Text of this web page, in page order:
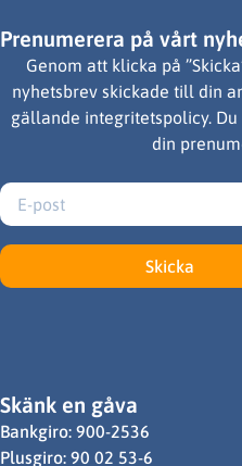
Prenumerera på vårt
Genom att klicka på
nyhetsbrev skickade till din
gällande integritetspolicy.
din
Skicka
Skänk en gåva
Bankgiro: 900-2536
Plusgiro: 90 02 53-6